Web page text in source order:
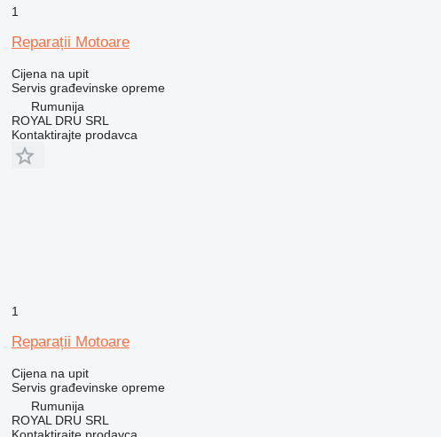
1
Reparații Motoare
Cijena na upit
Servis građevinske opreme
Rumunija
ROYAL DRU SRL
Kontaktirajte prodavca
1
Reparații Motoare
Cijena na upit
Servis građevinske opreme
Rumunija
ROYAL DRU SRL